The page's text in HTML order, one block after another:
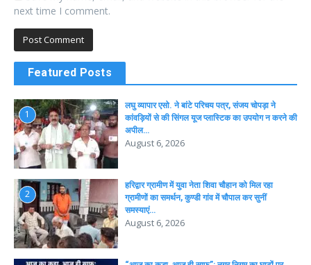
next time I comment.
Featured Posts
1
लघु व्यापार एसो. ने बांटे परिचय पत्र, संजय चोपड़ा ने
कांवड़ियों से की सिंगल यूज प्लास्टिक का उपयोग न करने की
अपील…
August 6, 2026
2
हरिद्वार ग्रामीण में युवा नेता शिवा चौहान को मिल रहा
ग्रामीणों का समर्थन, कुण्डी गांव में चौपाल कर सुनीं
समस्याएं…
August 6, 2026